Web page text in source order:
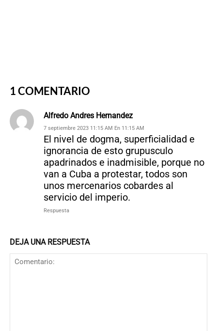
1 COMENTARIO
Alfredo Andres Hernandez
7 septiembre 2023 11:15 AM En 11:15 AM
El nivel de dogma, superficialidad e
ignorancia de esto grupusculo
apadrinados e inadmisible, porque no
van a Cuba a protestar, todos son
unos mercenarios cobardes al
servicio del imperio.
Respuesta
DEJA UNA RESPUESTA